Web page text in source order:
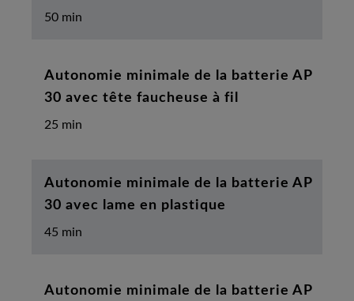
50 min
Autonomie minimale de la batterie AP
30 avec tête faucheuse à fil
25 min
Autonomie minimale de la batterie AP
30 avec lame en plastique
45 min
Autonomie minimale de la batterie AP